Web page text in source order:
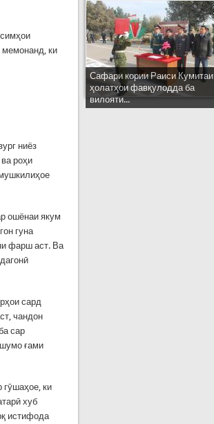
мемонанд, ки
ниёз
роҳи
ошёнаи якум
гуна
фарш аст. Ва
сард
чандон
сар
ғами
гӯшаҳое, ки
хуб
истифода
Сафари кории Раиси Кумитаи
ҳолатҳои фавқулодда ба
вилояти...